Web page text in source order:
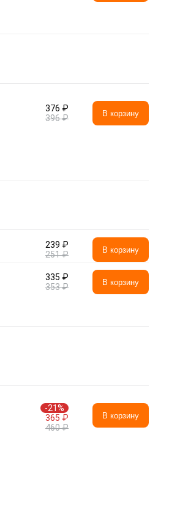
376 ₽
396 ₽
В корзину
239 ₽
251 ₽
В корзину
335 ₽
353 ₽
В корзину
-21%
365 ₽
460 ₽
В корзину